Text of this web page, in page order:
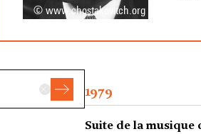
© www.chostakovitch.org
1979
Suite de la musique